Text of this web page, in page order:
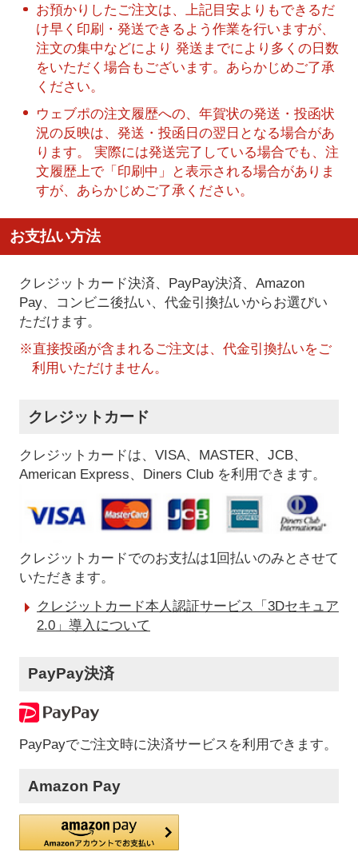
お預かりしたご注文は、上記目安よりもできるだ
け早く印刷・発送できるよう作業を行いますが、
注文の集中などにより 発送までにより多くの日数
をいただく場合もございます。あらかじめご了承
ください。
ウェブポの注文履歴への、年賀状の発送・投函状
況の反映は、発送・投函日の翌日となる場合があ
ります。 実際には発送完了している場合でも、注
文履歴上で「印刷中」と表示される場合がありま
すが、あらかじめご了承ください。
お支払い方法
クレジットカード決済、PayPay決済、Amazon
Pay、コンビニ後払い、代金引換払いからお選びい
ただけます。
※直接投函が含まれるご注文は、代金引換払いをご
利用いただけません。
クレジットカード
クレジットカードは、VISA、MASTER、JCB、
American Express、Diners Club を利用できます。
クレジットカードでのお支払は1回払いのみとさせて
いただきます。
クレジットカード本人認証サービス「3Dセキュア
2.0」導入について
PayPay決済
PayPayでご注文時に決済サービスを利用できます。
Amazon Pay